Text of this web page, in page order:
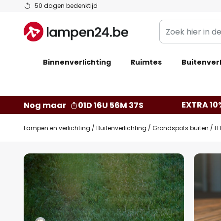
50 dagen bedenktijd
Ga
de
inhoud
Zoek
hier
de
Binnenverlichting Ruimtes
Nog maar 01D 16U 56M 36S EXTRA
Lampen en verlichting Buitenverlichting Grondspots buiten
Ga
naar
het
einde
van